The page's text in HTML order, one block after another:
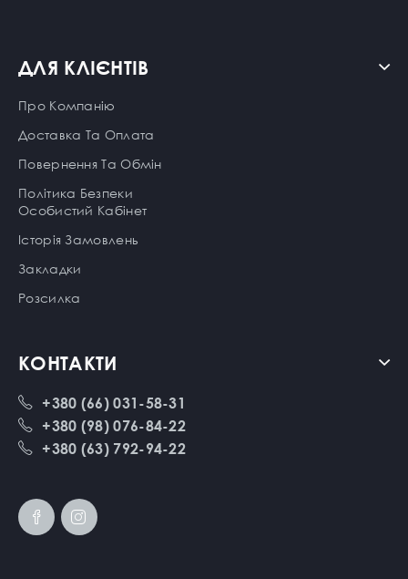
ДЛЯ КЛІЄНТІВ
Про Компанію
Доставка Та Оплата
Повернення Та Обмін
Політика Безпеки
Особистий Кабінет
Історія Замовлень
Закладки
Розсилка
КОНТАКТИ
+380 (66) 031-58-31
+380 (98) 076-84-22
+380 (63) 792-94-22